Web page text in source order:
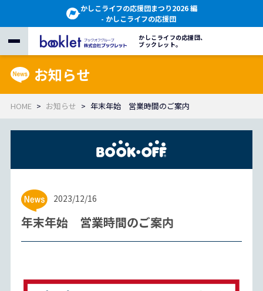
かしこライフの応援団まつり2026 編
- かしこライフの応援団
かしこライフの応援団、
ブックレット。
お知らせ
HOME お知らせ 年末年始 営業時間のご案内
2023/12/16
年末年始 営業時間のご案内